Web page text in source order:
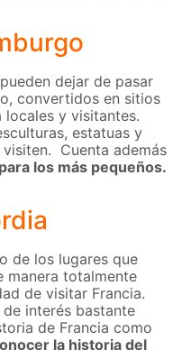
dejar de pasar
convertidos en sitios
y visitantes.
estatuas y
Cuenta además
los más pequeños.
de los lugares que
manera totalmente
de visitar Francia.
interés bastante
de Francia como
la historia del